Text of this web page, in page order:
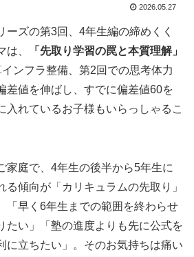
2026.05.27
ーズの第3回、4年生編の締めくく
は、
「先取り学習の罠と本質理解」
ンフラ整備、第2回での思考体力
差値を伸ばし、すでに偏差値60を
入れているお子様もいらっしゃるこ
家庭で、4年生の後半から5年生に
る傾向が「カリキュラムの先取り」
「早く6年生までの範囲を終わらせ
たい」「塾の進度よりも先に公式を
に立ちたい」。そのお気持ちは痛い